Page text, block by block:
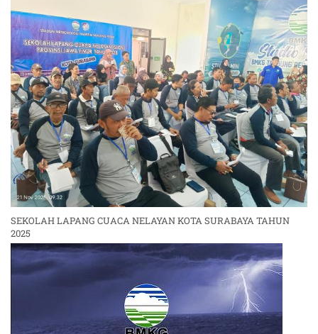
SEKOLAH LAPANG CUACA NELAYAN KOTA SURABAYA TAHUN
2025